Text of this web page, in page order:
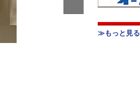
≫もっと見る